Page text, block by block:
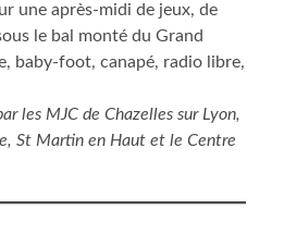
une après-midi de jeux, de
le bal monté du Grand
baby-foot, canapé, radio libre,
les MJC de Chazelles sur Lyon,
St Martin en Haut et le Centre